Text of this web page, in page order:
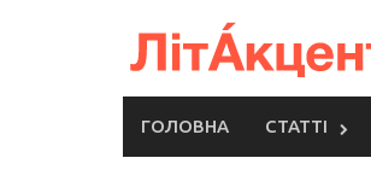
ГОЛОВНА СТАТТІ